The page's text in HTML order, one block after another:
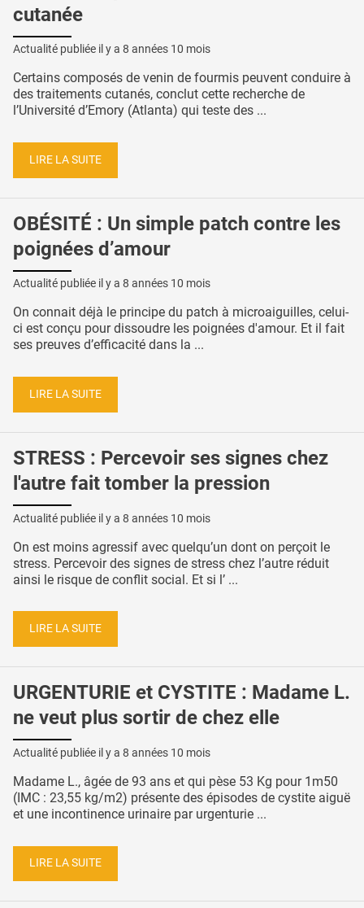
cutanée
Actualité publiée il y a 8 années 10 mois
Certains composés de venin de fourmis peuvent conduire à
des traitements cutanés, conclut cette recherche de
l’Université d’Emory (Atlanta) qui teste des ...
LIRE LA SUITE
OBÉSITÉ : Un simple patch contre les
poignées d’amour
Actualité publiée il y a 8 années 10 mois
On connait déjà le principe du patch à microaiguilles, celui-
ci est conçu pour dissoudre les poignées d'amour. Et il fait
ses preuves d’efficacité dans la ...
LIRE LA SUITE
STRESS : Percevoir ses signes chez
l'autre fait tomber la pression
Actualité publiée il y a 8 années 10 mois
On est moins agressif avec quelqu’un dont on perçoit le
stress. Percevoir des signes de stress chez l’autre réduit
ainsi le risque de conflit social. Et si l’ ...
LIRE LA SUITE
URGENTURIE et CYSTITE : Madame L.
ne veut plus sortir de chez elle
Actualité publiée il y a 8 années 10 mois
Madame L., âgée de 93 ans et qui pèse 53 Kg pour 1m50
(IMC : 23,55 kg/m2) présente des épisodes de cystite aiguë
et une incontinence urinaire par urgenturie ...
LIRE LA SUITE